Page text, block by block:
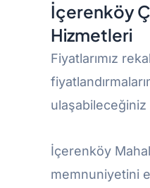
İçerenköy
Hizmetleri
Fiyatlarımız
ulaşabileceğiniz
İçerenköy
memnuniyetini